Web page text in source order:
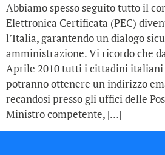
Abbiamo spesso seguito tutto il
Elettronica Certificata (PEC)
l’Italia, garantendo un dialogo
amministrazione. Vi ricordo che
Aprile 2010 tutti i cittadini
potranno ottenere un indirizzo
recandosi presso gli uffici delle
Ministro competente, […]